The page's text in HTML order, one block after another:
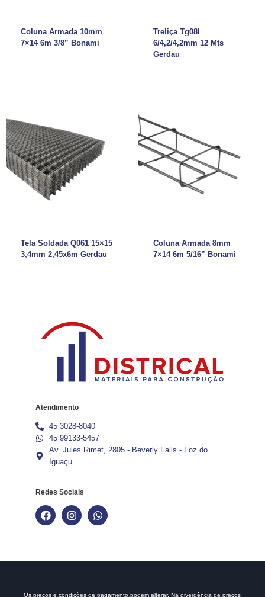
Coluna Armada 10mm
7×14 6m 3/8” Bonami
Treliça Tg08l
6/4,2/4,2mm 12 Mts
Gerdau
Tela Soldada Q061 15×15
3,4mm 2,45x6m Gerdau
Coluna Armada 8mm
7×14 6m 5/16” Bonami
Atendimento
45 3028-8040
45 99133-5457
Av. Jules Rimet, 2805 - Beverly Falls - Foz do
Iguaçu
Redes Sociais
Os preços e condições de pagamento podem alterar. Na divergência de preços